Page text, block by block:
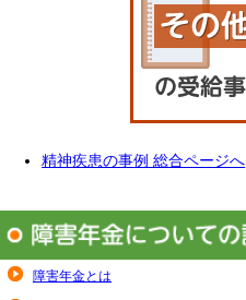
精神疾患の事例 総合ページへ
障害年金とは